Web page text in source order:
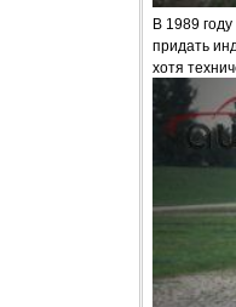
В 1989
придать
хотя